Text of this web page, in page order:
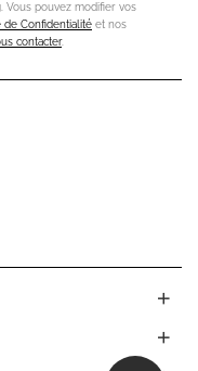
Vous pouvez modifier vos
de Confidentialité et nos
contacter.